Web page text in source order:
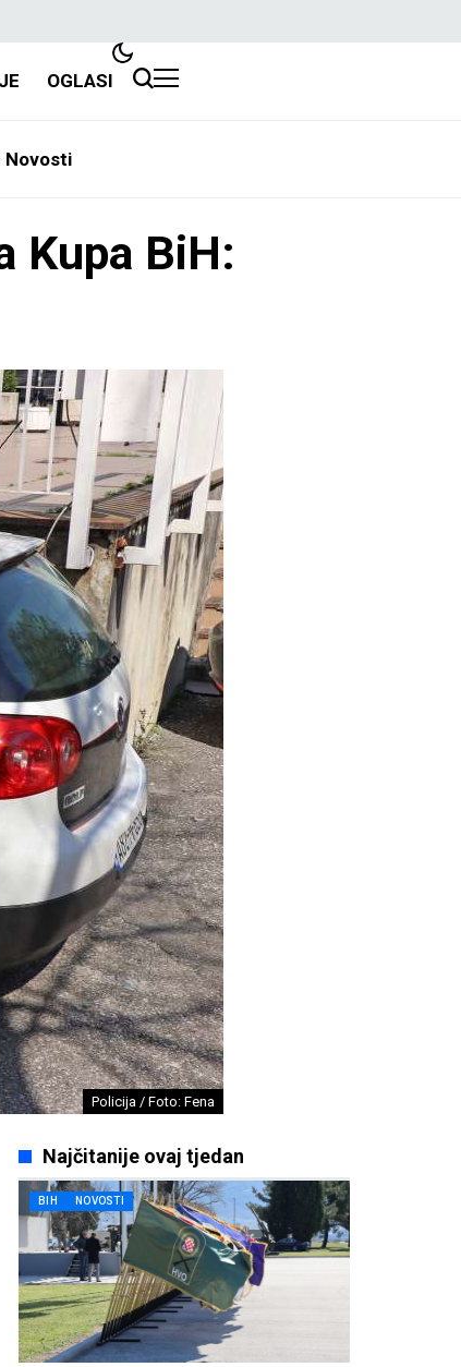
OGLASI
Novosti
Kupa BiH:
Policija / Foto: Fena
Najčitanije ovaj tjedan
BIH NOVOSTI